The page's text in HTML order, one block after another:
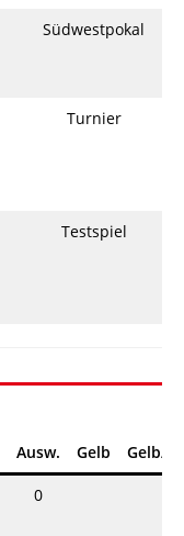
Südwestpokal
Turnier
Testspiel
Ausw. Gelb Gelb/
0